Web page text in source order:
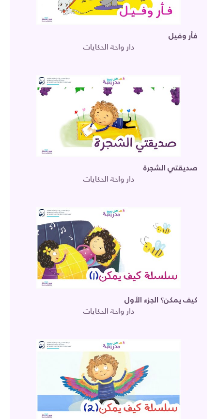
فأر وفيل
دار واحة الحكايات
صديقتي الشجرة
دار واحة الحكايات
كيف يمكن؟ الجزء الأول
دار واحة الحكايات